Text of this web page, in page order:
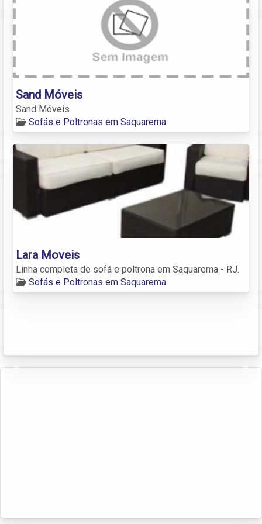
Sand Móveis
Sand Móveis
Sofás e Poltronas em Saquarema
Lara Moveis
Linha completa de sofá e poltrona em Saquarema - RJ.
Sofás e Poltronas em Saquarema